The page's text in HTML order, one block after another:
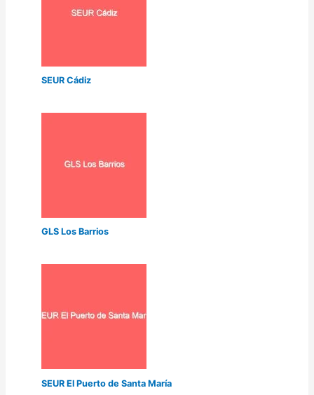
SEUR Cádiz
GLS Los Barrios
SEUR El Puerto de Santa María